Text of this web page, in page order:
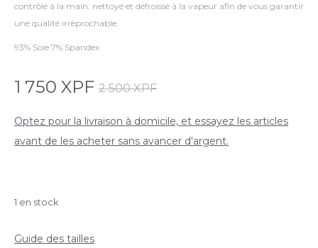
contrôlé à la main, nettoyé et défroissé à la vapeur afin de vous garantir
une qualité irréprochable.
93% Soie 7% Spandex
2 500XPF
1 750 XPF
Optez pour la livraison à domicile, et essayez les articles
avant de les acheter sans avancer d'argent.
1 en stock
Guide des tailles